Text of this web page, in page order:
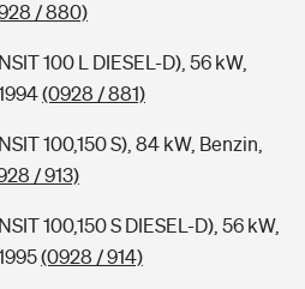
/ 880)
100 L DIESEL-D), 56 kW,
(0928 / 881)
100,150 S), 84 kW, Benzin,
/ 913)
100,150 S DIESEL-D), 56 kW,
(0928 / 914)